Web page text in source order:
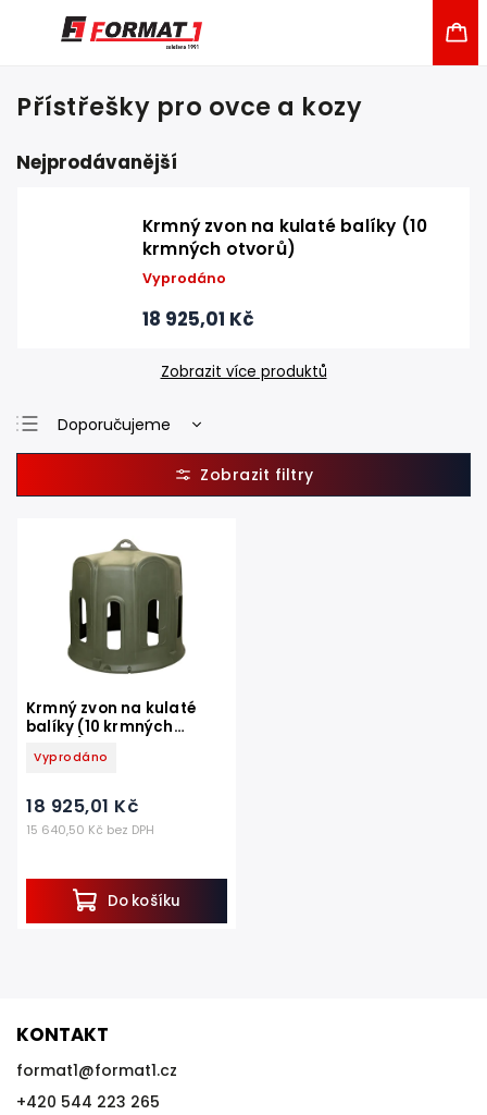
Přístřešky pro ovce a kozy
Nejprodávanější
Krmný zvon na kulaté balíky (10
krmných otvorů)
Vyprodáno
18 925,01 Kč
Zobrazit více produktů
Doporučujeme
Nejlevnější
Nejdražší
Abecedně
Krmný zvon na kulaté
balíky (10 krmných
Vyprodáno
15 640,50 Kč bez DPH
18 925,01 Kč
Do košíku
KONTAKT
format1@format1.cz
+420 544 223 265